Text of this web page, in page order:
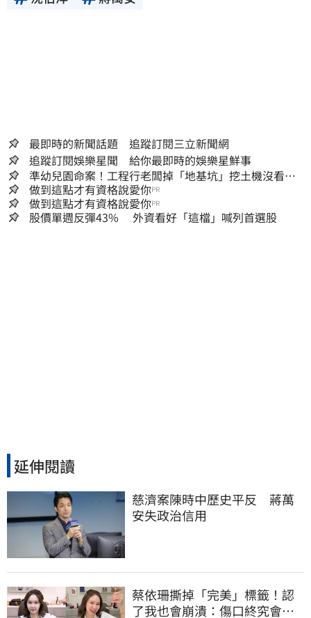
最即時的新聞話題 追蹤訂閱三立新聞網
追蹤訂閱娛樂星聞 給你最即時的娛樂星鮮事
準幼兒園命案！工程行老闆掉「地基坑」挖土機沒看
到…下土石活埋他
做到這點才有資格說愛你PR
做到這點才有資格說愛你PR
股價單週反彈43% 外資看好「這檔」喊列首選股
延伸閱讀
慈濟案陳時中歷史平反　蔣萬
安失政治信用
蔡依珊撕掉「完美」標籤！認
了我也會崩潰：傷口終究會癒